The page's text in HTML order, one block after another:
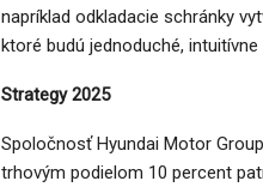
napríklad odkladacie schránky
ktoré budú jednoduché,
Strategy 2025
Spoločnosť Hyundai Motor
trhovým podielom 10 percent